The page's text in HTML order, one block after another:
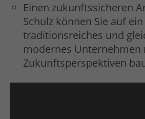
Einen zukunftssicheren
Schulz können Sie auf ein
traditionsreiches und
modernes Unternehmen
Zukunftsperspektiven